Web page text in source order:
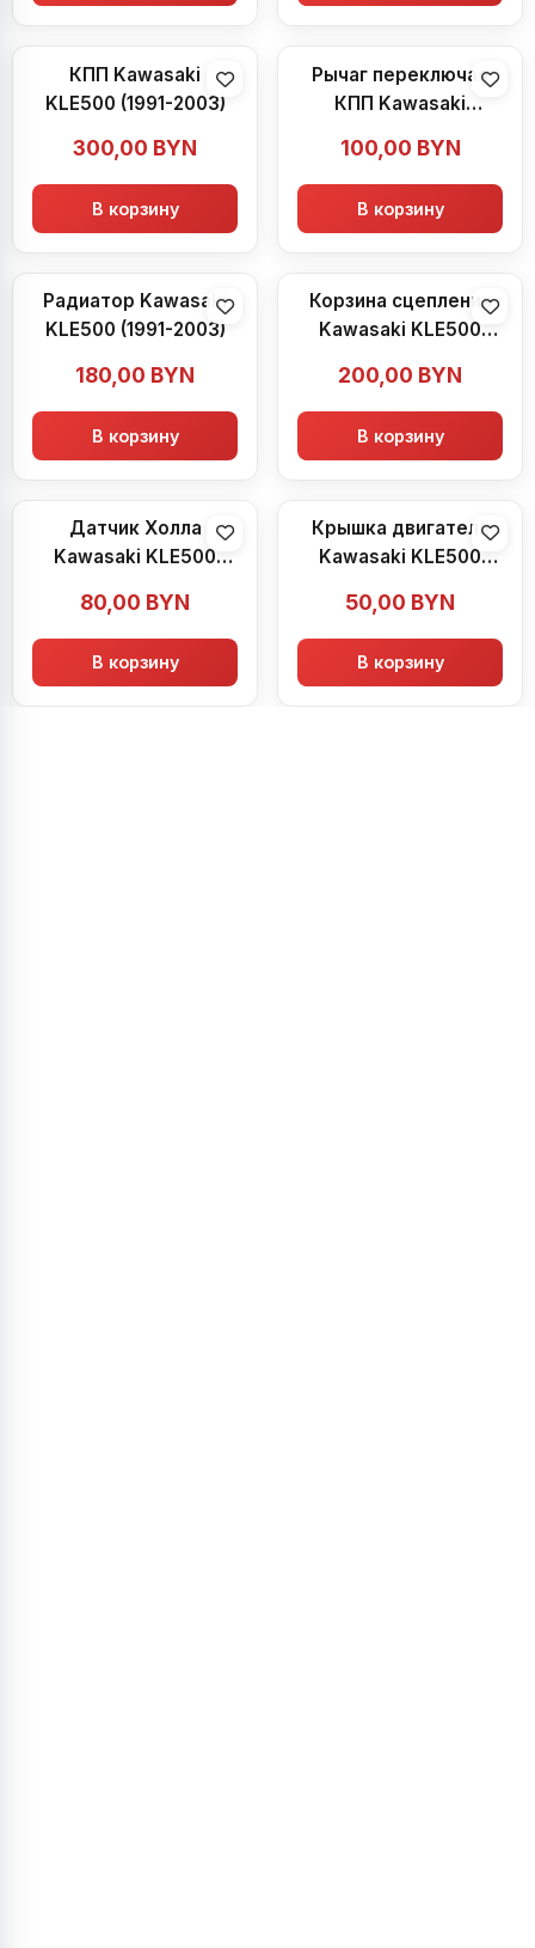
КПП Kawasaki
KLE500 (1991-2003)
300,00 BYN
В корзину
Рычаг переключая
КПП Kawasaki
100,00 BYN
В корзину
Радиатор Kawasaki
KLE500 (1991-2003)
180,00 BYN
В корзину
Корзина сцепления
Kawasaki KLE500
200,00 BYN
В корзину
Датчик Холла
Kawasaki KLE500
80,00 BYN
В корзину
Крышка двигателя
Kawasaki KLE500
50,00 BYN
В корзину